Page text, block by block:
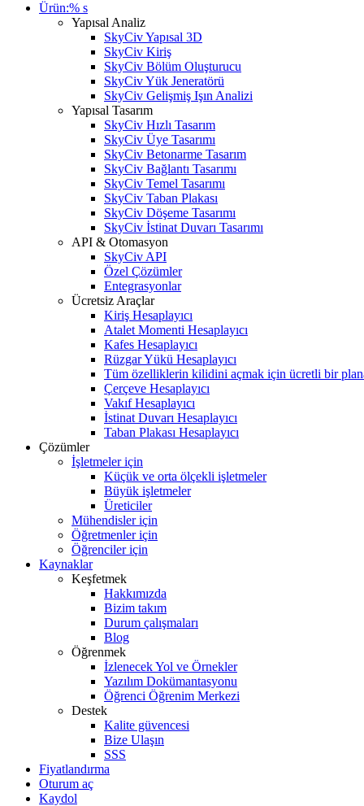
Ürün:% s
Yapısal Analiz
SkyCiv Yapısal 3D
SkyCiv Kiriş
SkyCiv Bölüm Oluşturucu
SkyCiv Yük Jeneratörü
SkyCiv Gelişmiş Işın Analizi
Yapısal Tasarım
SkyCiv Hızlı Tasarım
SkyCiv Üye Tasarımı
SkyCiv Betonarme Tasarım
SkyCiv Bağlantı Tasarımı
SkyCiv Temel Tasarımı
SkyCiv Taban Plakası
SkyCiv Döşeme Tasarımı
SkyCiv İstinat Duvarı Tasarımı
API & Otomasyon
SkyCiv API
Özel Çözümler
Entegrasyonlar
Ücretsiz Araçlar
Kiriş Hesaplayıcı
Atalet Momenti Hesaplayıcı
Kafes Hesaplayıcı
Rüzgar Yükü Hesaplayıcı
Tüm özelliklerin kilidini açmak için ücretli bir
Çerçeve Hesaplayıcı
Vakıf Hesaplayıcı
İstinat Duvarı Hesaplayıcı
Taban Plakası Hesaplayıcı
Çözümler
İşletmeler için
Küçük ve orta ölçekli işletmeler
Büyük işletmeler
Üreticiler
Mühendisler için
Öğretmenler için
Öğrenciler için
Kaynaklar
Keşfetmek
Hakkımızda
Bizim takım
Durum çalışmaları
Blog
Öğrenmek
İzlenecek Yol ve Örnekler
Yazılım Dokümantasyonu
Öğrenci Öğrenim Merkezi
Destek
Kalite güvencesi
Bize Ulaşın
SSS
Fiyatlandırma
Oturum aç
Kaydol